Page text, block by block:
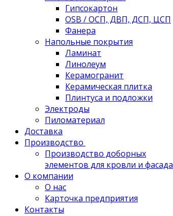
Гипсокартон
OSB / ОСП, ДВП, ДСП, ЦСП
Фанера
Напольные покрытия
Ламинат
Линолеум
Керамогранит
Керамическая плитка
Плинтуса и подложки
Электроды
Пиломатериал
Доставка
Производство
Производство доборных
элементов для кровли и фасада
О компании
О нас
Карточка предприятия
Контакты